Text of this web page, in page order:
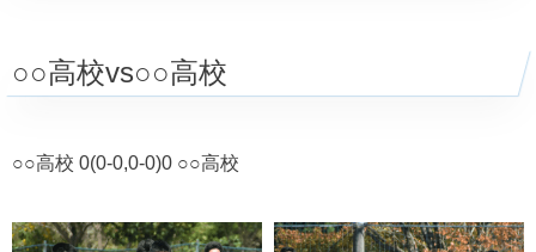
○○高校vs○○高校
○○高校 0(0-0,0-0)0 ○○高校